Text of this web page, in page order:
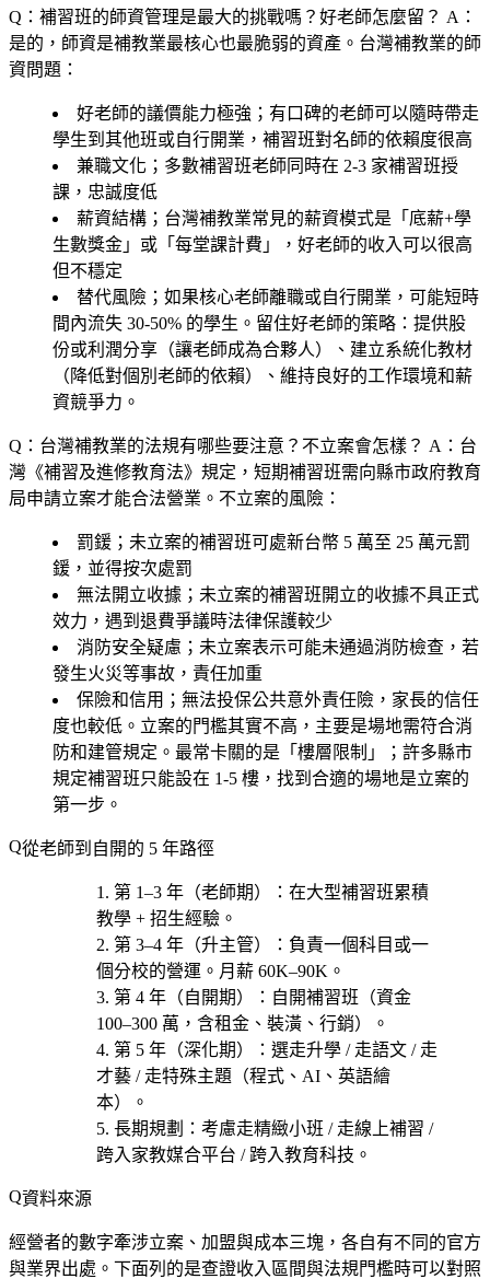
Q：補習班的師資管理是最大的挑戰嗎？好老師怎麼留？ A：
是的，師資是補教業最核心也最脆弱的資產。台灣補教業的師
資問題：
好老師的議價能力極強；有口碑的老師可以隨時帶走
學生到其他班或自行開業，補習班對名師的依賴度很高
兼職文化；多數補習班老師同時在 2-3 家補習班授
課，忠誠度低
薪資結構；台灣補教業常見的薪資模式是「底薪+學
生數獎金」或「每堂課計費」，好老師的收入可以很高
但不穩定
替代風險；如果核心老師離職或自行開業，可能短時
間內流失 30-50% 的學生。留住好老師的策略：提供股
份或利潤分享（讓老師成為合夥人）、建立系統化教材
（降低對個別老師的依賴）、維持良好的工作環境和薪
資競爭力。
Q：台灣補教業的法規有哪些要注意？不立案會怎樣？ A：台
灣《補習及進修教育法》規定，短期補習班需向縣市政府教育
局申請立案才能合法營業。不立案的風險：
罰鍰；未立案的補習班可處新台幣 5 萬至 25 萬元罰
鍰，並得按次處罰
無法開立收據；未立案的補習班開立的收據不具正式
效力，遇到退費爭議時法律保護較少
消防安全疑慮；未立案表示可能未通過消防檢查，若
發生火災等事故，責任加重
保險和信用；無法投保公共意外責任險，家長的信任
度也較低。立案的門檻其實不高，主要是場地需符合消
防和建管規定。最常卡關的是「樓層限制」；許多縣市
規定補習班只能設在 1-5 樓，找到合適的場地是立案的
第一步。
從老師到自開的 5 年路徑
第 1–3 年（老師期）
：在大型補習班累積
教學 + 招生經驗。
第 3–4 年（升主管）
：負責一個科目或一
個分校的營運。月薪 60K–90K。
第 4 年（自開期）
：自開補習班（資金
100–300 萬，含租金、裝潢、行銷）。
第 5 年（深化期）
：選走升學 / 走語文 / 走
才藝 / 走特殊主題（程式、AI、英語繪
本）
。
長期規劃 ：考慮走精緻小班 / 走線上補習 /
跨入家教媒合平台 / 跨入教育科技 。
資料來源
經營者的數字牽涉立案、加盟與成本三塊，各自有不同的官方
與業界出處。下面列的是查證收入區間與法規門檻時可以對照